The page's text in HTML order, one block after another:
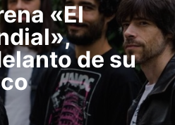
«El
de su